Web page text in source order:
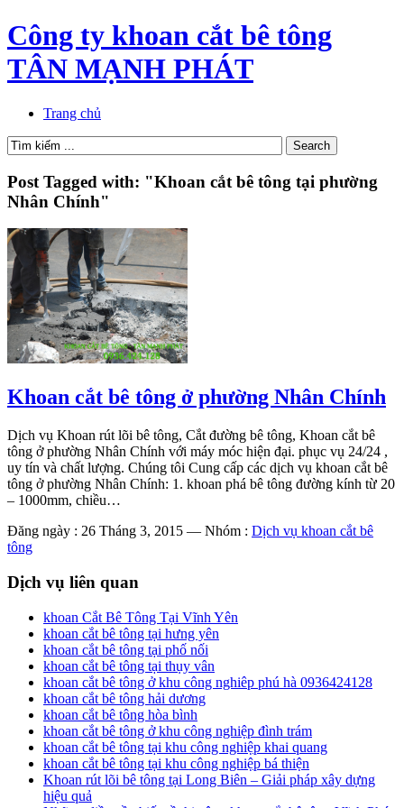
Công ty khoan cắt bê tông
TÂN MẠNH PHÁT
Trang chủ
Post Tagged with: "Khoan cắt bê tông tại phường
Nhân Chính"
Khoan cắt bê tông ở phường Nhân Chính
Dịch vụ Khoan rút lõi bê tông, Cắt đường bê tông, Khoan cắt bê
tông ở phường Nhân Chính với máy móc hiện đại. phục vụ 24/24 ,
uy tín và chất lượng. Chúng tôi Cung cấp các dịch vụ khoan cắt bê
tông ở phường Nhân Chính: 1. khoan phá bê tông đường kính từ 20
– 1000mm, chiều…
Đăng ngày : 26 Tháng 3, 2015 — Nhóm : Dịch vụ khoan cắt bê
tông
Dịch vụ liên quan
khoan Cắt Bê Tông Tại Vĩnh Yên
khoan cắt bê tông tại hưng yên
khoan cắt bê tông tại phố nối
khoan cắt bê tông tại thụy vân
khoan cắt bê tông ở khu công nghiêp phú hà 0936424128
khoan cắt bê tông hải dương
khoan cắt bê tông hòa bình
khoan cắt bê tông ở khu công nghiệp đình trám
khoan cắt bê tông tại khu công nghiệp khai quang
khoan cắt bê tông tại khu công nghiệp bá thiện
Khoan rút lõi bê tông tại Long Biên – Giải pháp xây dựng
hiệu quả